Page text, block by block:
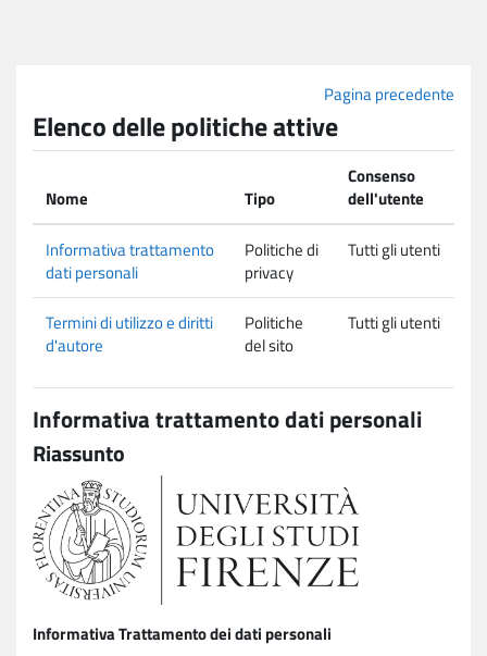
Pagina precedente
Elenco delle politiche attive
Nome Tipo
Consenso
dell'utente
Informativa trattamento
dati personali
Politiche di
privacy
Tutti gli utenti
Termini di utilizzo e diritti
d'autore
Politiche
del sito
Tutti gli utenti
Informativa trattamento dati personali
Riassunto
Informativa Trattamento dei dati personali